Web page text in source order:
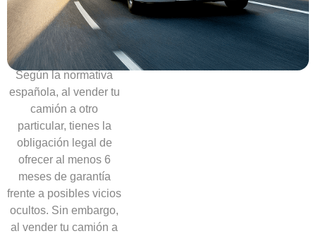
necesidad
de
ofrecer
garantías
Según la normativa
española, al vender tu
camión a otro
particular, tienes la
obligación legal de
ofrecer al menos 6
meses de garantía
frente a posibles vicios
ocultos. Sin embargo,
al vender tu camión a